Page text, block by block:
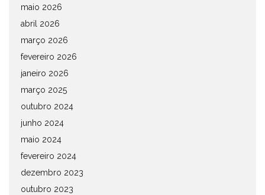
maio 2026
abril 2026
março 2026
fevereiro 2026
janeiro 2026
março 2025
outubro 2024
junho 2024
maio 2024
fevereiro 2024
dezembro 2023
outubro 2023